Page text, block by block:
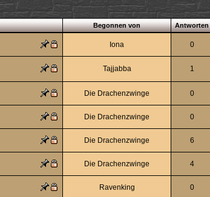
Begonnen von Antworten
Iona 0
Tajjabba 1
Die Drachenzwinge 0
Die Drachenzwinge 0
Die Drachenzwinge 6
Die Drachenzwinge 4
Ravenking 0